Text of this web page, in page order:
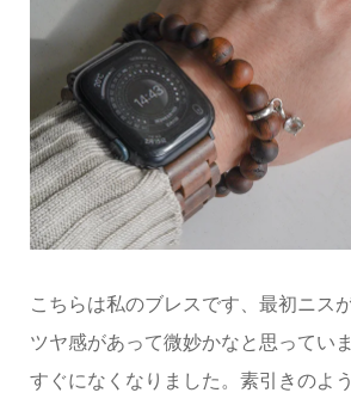
こちらは私のブレスです、最初ニス
ツヤ感があって微妙かなと思ってい
すぐになくなりました。素引きのよ